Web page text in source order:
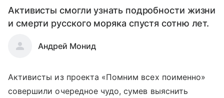
Активисты смогли узнать подробности жизни
и смерти русского моряка спустя сотню лет.
Андрей Монид
Активисты из проекта «Помним всех поименно»
совершили очередное чудо, сумев выяснить